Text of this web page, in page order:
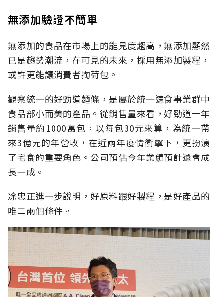
無添加驗證不簡單
無添加的食品在市場上的能見度趨高，無添加顯然
已是趨勢潮流，在可見的未來，採用無添加製程，
或許更能讓消費者掏荷包。
觀察統一的好勁道麵條，是屬於統一速食事業群中
食品部小而美的產品。從銷售量來看，好勁道一年
銷售量約1000萬包，以每包30元來算，為統一帶
來3億元的年營收，在近兩年疫情衝擊下，更扮演
了宅食的重要角色。公司預估今年業績預計還會成
長一成。
凃忠正進一步說明，好原料跟好製程，是好產品的
唯二兩個條件。